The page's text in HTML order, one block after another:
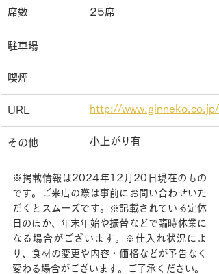
席数 25席
駐車場
喫煙
URL http://www.ginneko.co.jp/
その他 小上がり有
※掲載情報は2024年12月20日現在のもの
です。ご来店の際は事前にお問い合わせいた
だくとスムーズです。※記載されている定休
日のほか、年末年始や振替などで臨時休業に
なる場合がございます。※仕入れ状況によ
り、食材の変更や内容・価格などが予告なく
変わる場合がございます。ご了承ください。